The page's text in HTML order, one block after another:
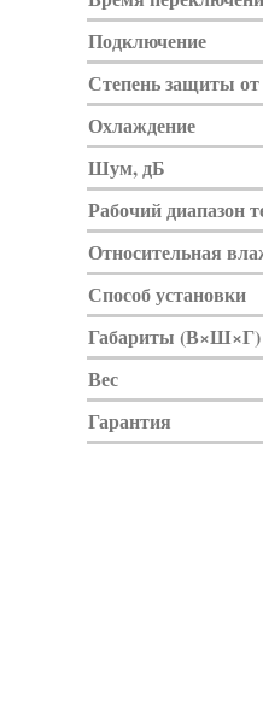
Подключение
Степень защиты
Охлаждение
Шум, дБ
Рабочий диапазон
Относительная
Способ установки
Габариты (В×Ш×Г)
Вес
Гарантия